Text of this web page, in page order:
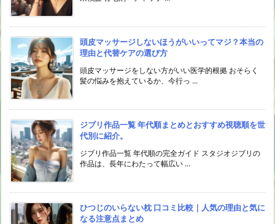
頭皮マッサージしないほうがいいってマジ？本当の
理由と代替ケアの選び方
頭皮マッサージをしない方がいい医学的根拠 おそらく
髪の悩みを抱えているか、今行っ ...
ジブリ作品一覧 年代順まとめとおすすめ視聴順を世
代別に紹介。
ジブリ作品一覧 年代順の完全ガイド スタジオジブリの
作品は、長年にわたって幅広い ...
ひつじのいらない枕 口コミ比較｜人気の理由と気に
なる注意点まとめ